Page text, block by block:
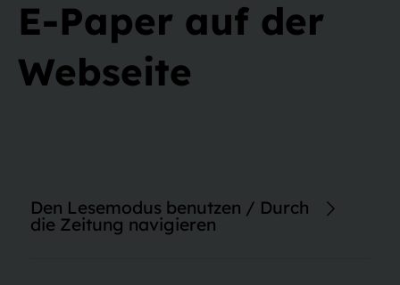
E-Paper auf der
Webseite
Den Lesemodus benutzen / Durch
die Zeitung navigieren